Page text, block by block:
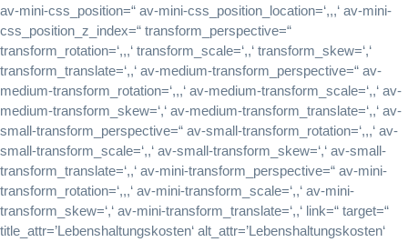
av-mini-css_position=“ av-mini-css_position_location=‘,,,‘ av-mini-
css_position_z_index=“ transform_perspective=“
transform_rotation=‘,,,‘ transform_scale=‘,,‘ transform_skew=‘,‘
transform_translate=‘,,‘ av-medium-transform_perspective=“ av-
medium-transform_rotation=‘,,,‘ av-medium-transform_scale=‘,,‘ av-
medium-transform_skew=‘,‘ av-medium-transform_translate=‘,,‘ av-
small-transform_perspective=“ av-small-transform_rotation=‘,,,‘ av-
small-transform_scale=‘,,‘ av-small-transform_skew=‘,‘ av-small-
transform_translate=‘,,‘ av-mini-transform_perspective=“ av-mini-
transform_rotation=‘,,,‘ av-mini-transform_scale=‘,,‘ av-mini-
transform_skew=‘,‘ av-mini-transform_translate=‘,,‘ link=“ target=“
title_attr=’Lebenshaltungskosten‘ alt_attr=’Lebenshaltungskosten‘